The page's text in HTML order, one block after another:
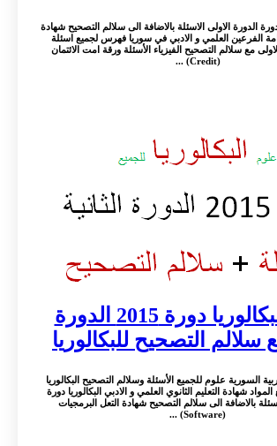
دورة الدورة الاولى الاسئلة بالاضافة الى سلالم التصحيح شهادة
العامة الفرعين العلمي و الادبي في سوريا فهرس لجميع اسئلة
الاولى مع سلالم التصحيح الفيزياء الأسئلة ورقة امت الائتمان
(Credit) ...
أسئلة البكالوريا دورة 2015 الدورة
سلالم التصحيح للبكالوريا
السورية علوم للجميع الأسئلة وسلالم التصحيح البكالوريا
المواد شهادة التعليم الثانوي العلمي و الادبي البكالوريا دورة
بالاضافة الى سلالم التصحيح شهادة التعل البرمجيات
(Software) ...